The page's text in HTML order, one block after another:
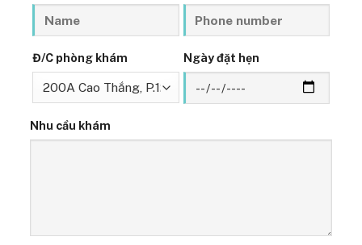
Đ/C phòng khám Ngày đặt hẹn
Nhu cầu khám